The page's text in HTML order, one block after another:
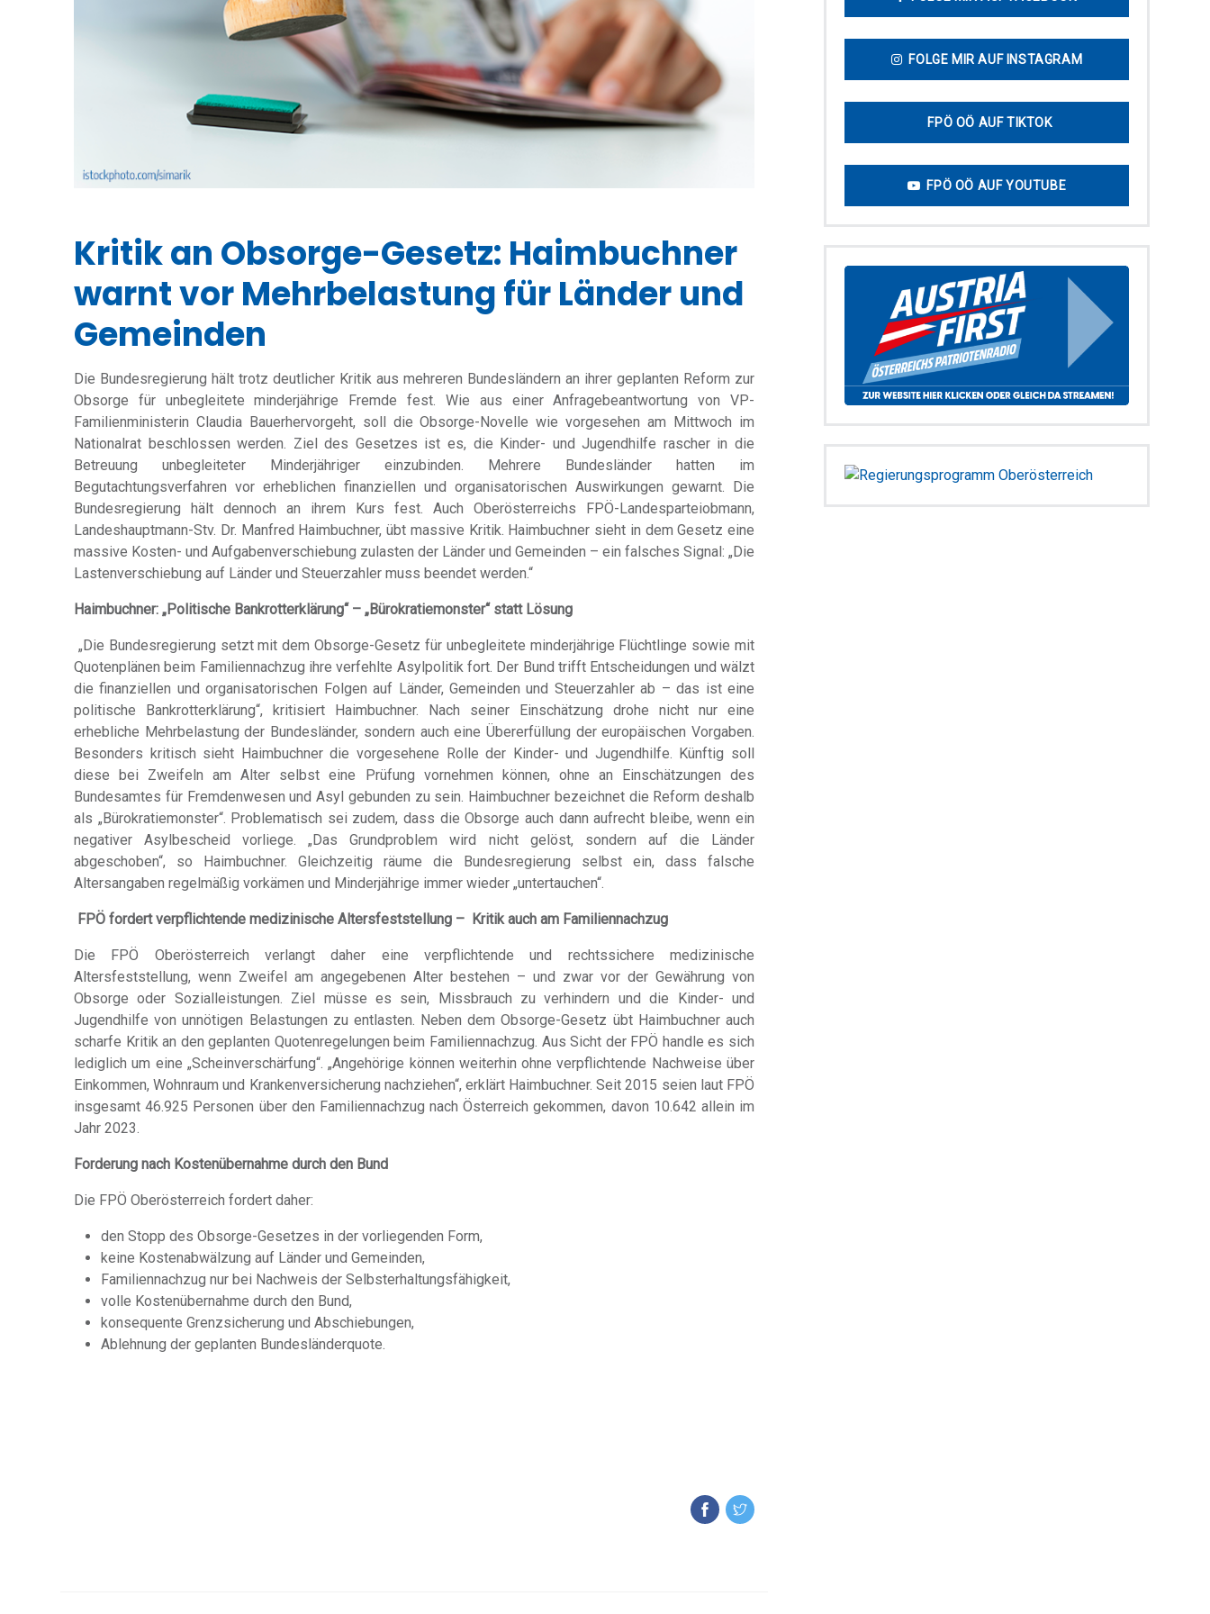
Kritik an Obsorge-Gesetz: Haimbuchner
warnt vor Mehrbelastung für Länder und
Gemeinden
Die Bundesregierung hält trotz deutlicher Kritik aus mehreren Bundesländern an ihrer geplanten Reform zur
Obsorge für unbegleitete minderjährige Fremde fest. Wie aus einer Anfragebeantwortung von VP-
Familienministerin Claudia Bauerhervorgeht, soll die Obsorge-Novelle wie vorgesehen am Mittwoch im
Nationalrat beschlossen werden. Ziel des Gesetzes ist es, die Kinder- und Jugendhilfe rascher in die
Betreuung unbegleiteter Minderjähriger einzubinden. Mehrere Bundesländer hatten im
Begutachtungsverfahren vor erheblichen finanziellen und organisatorischen Auswirkungen gewarnt. Die
Bundesregierung hält dennoch an ihrem Kurs fest. Auch Oberösterreichs FPÖ-Landesparteiobmann,
Landeshauptmann-Stv. Dr. Manfred Haimbuchner, übt massive Kritik. Haimbuchner sieht in dem Gesetz eine
massive Kosten- und Aufgabenverschiebung zulasten der Länder und Gemeinden – ein falsches Signal: „Die
Lastenverschiebung auf Länder und Steuerzahler muss beendet werden.“
Haimbuchner: „Politische Bankrotterklärung“ – „Bürokratiemonster“ statt Lösung
„Die Bundesregierung setzt mit dem Obsorge-Gesetz für unbegleitete minderjährige Flüchtlinge sowie mit
Quotenplänen beim Familiennachzug ihre verfehlte Asylpolitik fort. Der Bund trifft Entscheidungen und wälzt
die finanziellen und organisatorischen Folgen auf Länder, Gemeinden und Steuerzahler ab – das ist eine
politische Bankrotterklärung“, kritisiert Haimbuchner. Nach seiner Einschätzung drohe nicht nur eine
erhebliche Mehrbelastung der Bundesländer, sondern auch eine Übererfüllung der europäischen Vorgaben.
Besonders kritisch sieht Haimbuchner die vorgesehene Rolle der Kinder- und Jugendhilfe. Künftig soll
diese bei Zweifeln am Alter selbst eine Prüfung vornehmen können, ohne an Einschätzungen des
Bundesamtes für Fremdenwesen und Asyl gebunden zu sein. Haimbuchner bezeichnet die Reform deshalb
als „Bürokratiemonster“. Problematisch sei zudem, dass die Obsorge auch dann aufrecht bleibe, wenn ein
negativer Asylbescheid vorliege. „Das Grundproblem wird nicht gelöst, sondern auf die Länder
abgeschoben“, so Haimbuchner. Gleichzeitig räume die Bundesregierung selbst ein, dass falsche
Altersangaben regelmäßig vorkämen und Minderjährige immer wieder „untertauchen“.
FPÖ fordert verpflichtende medizinische Altersfeststellung – Kritik auch am Familiennachzug
Die FPÖ Oberösterreich verlangt daher eine verpflichtende und rechtssichere medizinische
Altersfeststellung, wenn Zweifel am angegebenen Alter bestehen – und zwar vor der Gewährung von
Obsorge oder Sozialleistungen. Ziel müsse es sein, Missbrauch zu verhindern und die Kinder- und
Jugendhilfe von unnötigen Belastungen zu entlasten. Neben dem Obsorge-Gesetz übt Haimbuchner auch
scharfe Kritik an den geplanten Quotenregelungen beim Familiennachzug. Aus Sicht der FPÖ handle es sich
lediglich um eine „Scheinverschärfung“. „Angehörige können weiterhin ohne verpflichtende Nachweise über
Einkommen, Wohnraum und Krankenversicherung nachziehen“, erklärt Haimbuchner. Seit 2015 seien laut FPÖ
insgesamt 46.925 Personen über den Familiennachzug nach Österreich gekommen, davon 10.642 allein im
Jahr 2023.
Forderung nach Kostenübernahme durch den Bund
Die FPÖ Oberösterreich fordert daher:
den Stopp des Obsorge-Gesetzes in der vorliegenden Form,
keine Kostenabwälzung auf Länder und Gemeinden,
Familiennachzug nur bei Nachweis der Selbsterhaltungsfähigkeit,
volle Kostenübernahme durch den Bund,
konsequente Grenzsicherung und Abschiebungen,
Ablehnung der geplanten Bundesländerquote.
FOLGE MIR AUF INSTAGRAM
FPÖ OÖ AUF TIKTOK
FPÖ OÖ AUF YOUTUBE